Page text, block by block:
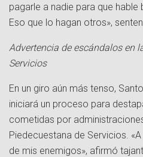
pagarle a nadie para que
Eso que lo hagan otros»,
Advertencia de escándalos en
Servicios
En un giro aún más tenso,
iniciará un proceso para
cometidas por
Piedecuestana de Servicios.
de mis enemigos», afirmó